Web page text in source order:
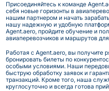
Присоединяйтесь к команде
себя новые горизонты в
нашим партнером и начать
нашу надежную и удобную
Agent.aero, пройдите обучение и
авиаперевозчиков и маршрутов
Работая с Agent.aero, вы
бронировать билеты по
особыми условиями. Наши
быструю обработку заявок и
транзакций. Кроме того, наша
круглосуточно и всегда готова